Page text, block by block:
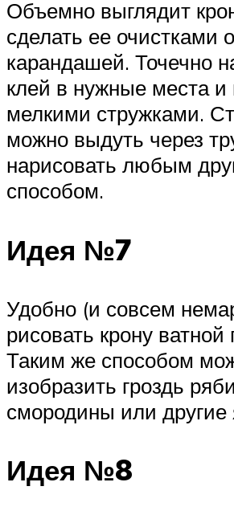
Объемно выглядит
сделать ее очистками
карандашей. Точечно
клей в нужные места и
мелкими стружками.
можно выдуть через
нарисовать любым
способом.
Идея №7
Удобно (и совсем
рисовать крону ватной
Таким же способом
изобразить гроздь
смородины или другие
Идея №8